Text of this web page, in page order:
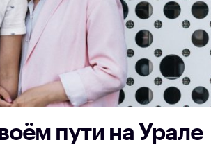
пути на Урале